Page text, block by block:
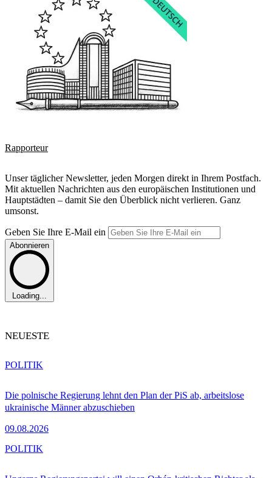
Rapporteur
Unser täglicher Newsletter, jeden Morgen direkt in Ihrem Postfach.
Mit aktuellen Nachrichten aus den europäischen Institutionen und
Hauptstädten – damit Sie den Überblick nicht verlieren. Ganz
umsonst.
Geben Sie Ihre E-Mail ein
Abonnieren
Loading...
NEUESTE
Die polnische Regierung lehnt den Plan der PiS ab, arbeitslose
ukrainische Männer abzuschieben
09.08.2026
POLITIK
POLITIK